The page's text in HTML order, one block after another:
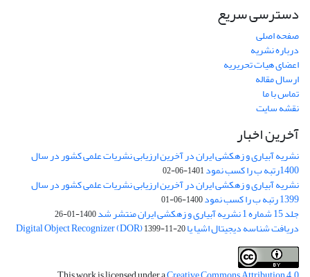
دسترسی سریع
صفحه اصلی
درباره نشریه
اعضای هیات تحریریه
ارسال مقاله
تماس با ما
نقشه سایت
آخرین اخبار
نشریه آبیاری و زهکشی ایران در آخرین ارزیابی نشریات علمی کشور در سال
1400رتبه ب را کسب نمود 1401-06-02
نشریه آبیاری و زهکشی ایران در آخرین ارزیابی نشریات علمی کشور در سال
1399 رتبه ب را کسب نمود 1400-06-01
جلد 15 شماره 1 نشریه آبیاری و زهکشی ایران منتشر شد 1400-01-26
دریافت شناسه دیجیتال اشیا یا Digital Object Recognizer (DOR)1399-11-20